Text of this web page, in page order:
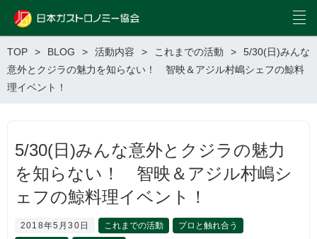
TOP BLOG 活動内容 これまでの活動
5/30(日)みんな
意外とクジラの魅力を知らない！ 智映＆アジル村嶋シェフの鯨料
理イベント！
5/30(日)みんな意外とクジラの魅力
を知らない！ 智映＆アジル村嶋シ
ェフの鯨料理イベント！
2018年5月30日 これまでの活動
プロと触れ合う